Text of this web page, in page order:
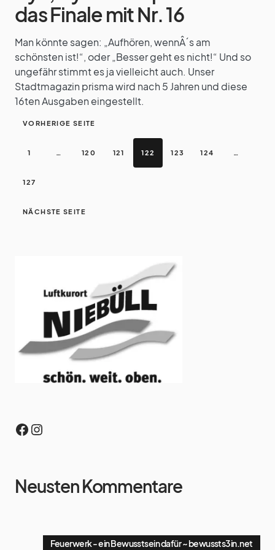
das Finale mit Nr. 16
Man könnte sagen: „Aufhören, wennÂ´s am
schönsten ist!“, oder „Besser geht es nicht!“ Und so
ungefähr stimmt es ja vielleicht auch. Unser
Stadtmagazin prisma wird nach 5 Jahren und diese
16ten Ausgaben eingestellt.
VORHERIGE SEITE
1 … 120 121 122 123 124 …
127
NÄCHSTE SEITE
Neusten Kommentare
Feuerwerk - ein Bewusstsein dafür ~ bewussts3in.net